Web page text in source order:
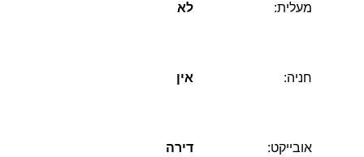
מעלית: לא
חניה: אין
אובייקט: דירה